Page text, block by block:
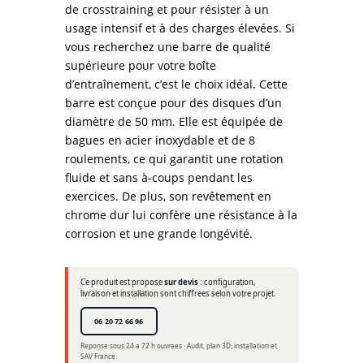
de crosstraining et pour résister à un
usage intensif et à des charges élevées. Si
vous recherchez une barre de qualité
supérieure pour votre boîte
d’entraînement, c’est le choix idéal. Cette
barre est conçue pour des disques d’un
diamètre de 50 mm. Elle est équipée de
bagues en acier inoxydable et de 8
roulements, ce qui garantit une rotation
fluide et sans à-coups pendant les
exercices. De plus, son revêtement en
chrome dur lui confère une résistance à la
corrosion et une grande longévité.
Ce produit est proposesur devis: configuration,
livraison et installation sont chiffrees selon votre projet.
06 20 72 66 96
Reponse sous 24 a 72 h ouvrees · Audit, plan 3D, installation et
SAV France.